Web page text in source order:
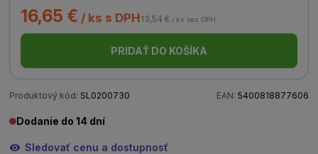
16,65 € / ks s DPH13,54 € / ks bez DPH
PRIDAŤ DO KOŠÍKA
Produktový kód: SL0200730 EAN: 5400818877606
Dodanie do 14 dní
Sledovať cenu a dostupnosť